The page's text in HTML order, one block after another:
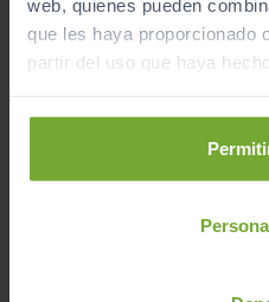
web, quienes pueden
que les haya proporcionado
partir del uso que haya
Te lo entregamos
punto de la península.
¿Por qué comprar